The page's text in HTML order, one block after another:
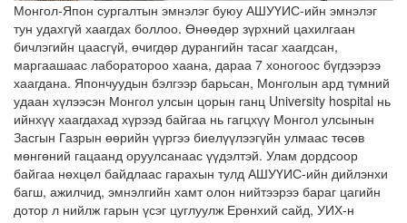
Монгол-Япон сургалтын эмнэлэг буюу АШУҮИС-ийн эмнэлэг
тун удахгүй хаагдах боллоо. Өнөөдөр зүрхний цахилгаан
бичлэгийн цаасгүй, өчигдөр дурангийн тасаг хаагдсан,
маргаашаас лаборатороо хаана, дараа 7 хоногоос бүгдээрээ
хаагдана. Япончуудын бэлгээр барьсан, Монголын ард түмний
удаан хүлээсэн Монгол улсын цорын ганц University hospital нь
ийнхүү хаагдахад хүрээд байгаа нь гагцхүү Монгол улсынын
Засгын Газрын өөрийн үүргээ биелүүлээгүйн улмаас төсөв
мөнгөний гацаанд оруулсанаас үүдэлтэй. Улам дордсоор
байгаа нөхцөл байдлаас гарахын тулд АШУҮИС-ийн дийлэнхи
багш, ажилчид, эмнэлгийн хамт олон нийтээрээ бараг цагийн
дотор л нийлж гарын үсэг цуглуулж Ерөнхий сайд, УИХ-н